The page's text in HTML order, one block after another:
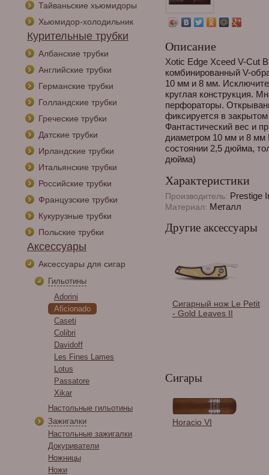
Тайваньские хьюмидоры
Хьюмидор-холодильник
Курительные трубки
Албанские трубки
Английские трубки
Германские трубки
Голландские трубки
Греческие трубки
Датские трубки
Ирландские трубки
Итальянские трубки
Российские трубки
Французские трубки
Кукурузные трубки
Польские трубки
Аксессуары
Аксессуары для сигар
Гильотины
Adorini
Aficionado
Caseti
Colibri
Davidoff
Les Fines Lames
Lotus
Passatore
Xikar
Настольные гильотины
Зажигалки
Настольные зажигалки
Докуриватели
Ножницы
Ножи
Описание
Xotic Edge Xceed V-Cut
комбинированный V-
10 мм и 8 мм.
круглая конструкция.
перфораторы.
фиксируется в
Фантастический вес и
диаметром 10 мм и 8 мм
состоянии 2,5 дюйма,
дюйма)
Характеристики
Производитель: Prestige
Материал: Металл
Другие аксессуары
Сигарный нож Le Petit
- Gold Leaves II
Гильотина Colibri S-
Сигары
Horacio VI